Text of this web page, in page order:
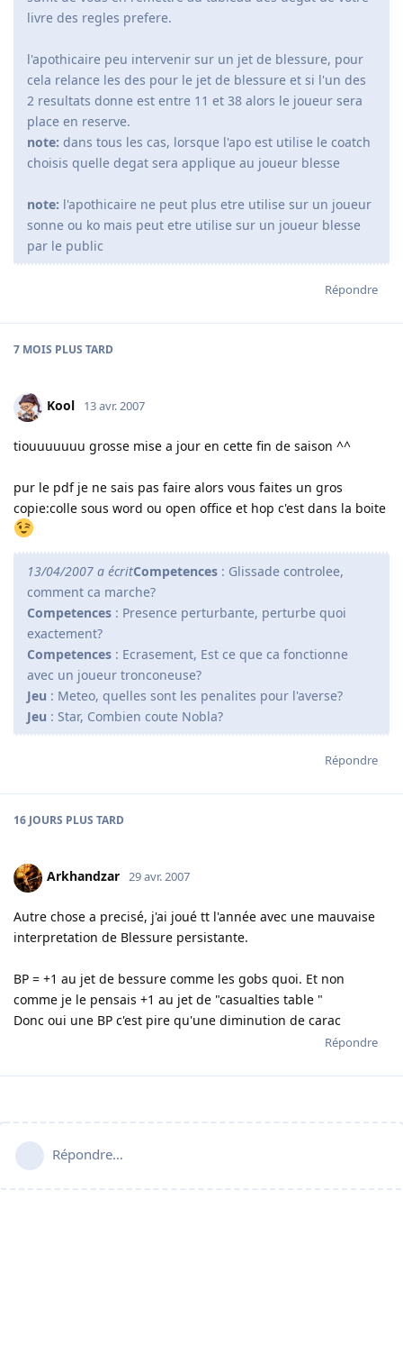
livre des regles prefere.
l'apothicaire peu intervenir sur un jet de blessure, pour
cela relance les des pour le jet de blessure et si l'un des
2 resultats donne est entre 11 et 38 alors le joueur sera
place en reserve.
note: dans tous les cas, lorsque l'apo est utilise le coatch
choisis quelle degat sera applique au joueur blesse
note: l'apothicaire ne peut plus etre utilise sur un joueur
sonne ou ko mais peut etre utilise sur un joueur blesse
par le public
Répondre
7 MOIS PLUS TARD
Kool 13 avr. 2007
tiouuuuuuu grosse mise a jour en cette fin de saison ^^
pur le pdf je ne sais pas faire alors vous faites un gros
copie:colle sous word ou open office et hop c'est dans la boite
13/04/2007 a écritCompetences : Glissade controlee,
comment ca marche?
Competences : Presence perturbante, perturbe quoi
exactement?
Competences : Ecrasement, Est ce que ca fonctionne
avec un joueur tronconeuse?
Jeu : Meteo, quelles sont les penalites pour l'averse?
Jeu : Star, Combien coute Nobla?
Répondre
16 JOURS PLUS TARD
Arkhandzar 29 avr. 2007
Autre chose a precisé, j'ai joué tt l'année avec une mauvaise
interpretation de Blessure persistante.
BP = +1 au jet de bessure comme les gobs quoi. Et non
comme je le pensais +1 au jet de "casualties table "
Donc oui une BP c'est pire qu'une diminution de carac
Répondre
Répondre…